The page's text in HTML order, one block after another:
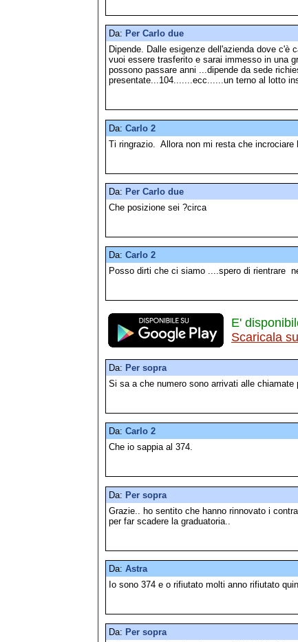
Da: Per Carlo due
Dipende. Dalle esigenze dell'azienda dove c'è
vuoi essere trasferito e sarai immesso in una
possono passare anni ...dipende da sede
presentate...104.......ecc......un terno al lotto
Da: Carlo 2
Ti ringrazio. Allora non mi resta che
Da: Per Carlo due
Che posizione sei ?circa
Da: Carlo 2
Posso dirti che ci siamo ....spero di rientrare
E'
Scaricala
Da: Per sopra
Si sa a che numero sono arrivati alle chiamate
Da: Carlo 2
Che io sappia al 374.
Da: Per sopra
Grazie.. ho sentito che hanno rinnovato i
per far scadere la graduatoria..
Da: Astra
Io sono 374 e o rifiutato molti anno rifiutato
Da: Per sopra